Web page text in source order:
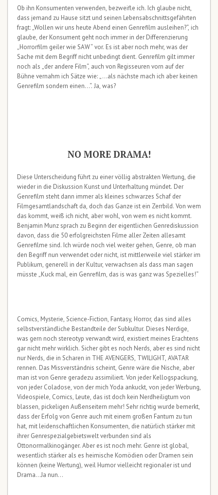
Ob ihn Konsumenten verwenden, bezweifle ich. Ich glaube nicht,
dass jemand zu Hause sitzt und seinen Lebensabschnittsgefährten
fragt: „Wollen wir uns heute Abend einen Genrefilm ausleihen?“, ich
glaube, der Konsument geht noch immer in der Differenzierung
„Horrorfilm geiler wie SAW“ vor. Es ist aber noch mehr, was der
Sache mit dem Begriff nicht unbedingt dient. Genrefilm gilt immer
noch als „der andere Film“, auch von Regisseuren vorn auf der
Bühne vernahm ich Sätze wie: „…als nächste mach ich aber keinen
Genrefilm sondern einen…“. Ja, was?
NO MORE DRAMA!
Diese Unterscheidung führt zu einer völlig abstrakten Wertung, die
wieder in die Diskussion Kunst und Unterhaltung mündet. Der
Genrefilm steht dann immer als kleines schwarzes Schaf der
Filmgesamtlandschaft da, doch das Ganze ist ein Zerrbild. Von wem
das kommt, weiß ich nicht, aber wohl, von wem es nicht kommt.
Benjamin Munz sprach zu Beginn der eigentlichen Genrediskussion
davon, dass die 50 erfolgreichsten Filme aller Zeiten allesamt
Genrefilme sind. Ich würde noch viel weiter gehen, Genre, ob man
den Begriff nun verwendet oder nicht, ist mittlerweile viel stärker im
Publikum, generell in der Kultur, verwachsen als dass man sagen
müsste „Kuck mal, ein Genrefilm, das is was ganz was Spezielles!“
Comics, Mysterie, Science-Fiction, Fantasy, Horror, das sind alles
selbstverständliche Bestandteile der Subkultur. Dieses Nerdige,
was gern noch stereotyp verwandt wird, existiert meines Erachtens
gar nicht mehr wirklich. Sicher gibt es noch Nerds, aber es sind nicht
nur Nerds, die in Scharen in THE AVENGERS, TWILIGHT, AVATAR
rennen. Das Missverständnis scheint, Genre wäre die Nische, aber
man ist von Genre geradezu assimiliert. Von jeder Kellogspackung,
von jeder Coladose, von der mich Yoda ankuckt, von jeder Werbung,
Videospiele, Comics, Leute, das ist doch kein Nerdheiligtum von
blassen, pickeligen Außenseitern mehr! Sehr richtig wurde bemerkt,
dass der Erfolg von Genre auch mit einem großen Fantum zu tun
hat, mit leidenschaftlichen Konsumenten, die natürlich stärker mit
ihrer Genrespezialgebietswelt verbunden sind als
Ottonormalkinogänger. Aber es ist noch mehr. Genre ist global,
wesentlich stärker als es heimische Komödien oder Dramen sein
können (keine Wertung), weil Humor vielleicht regionaler ist und
Drama…Ja nun…